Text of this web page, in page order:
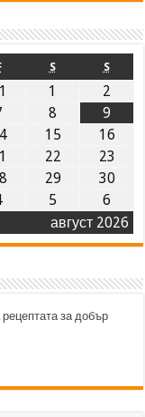
август 2026
S S
1
2
8
9
15
16
22
23
29
30
5 6
рецептата за добър